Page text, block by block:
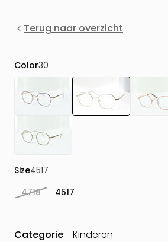
Terug naar overzicht
Color30
Size4517
4718
4517
Categorie
Kinderen